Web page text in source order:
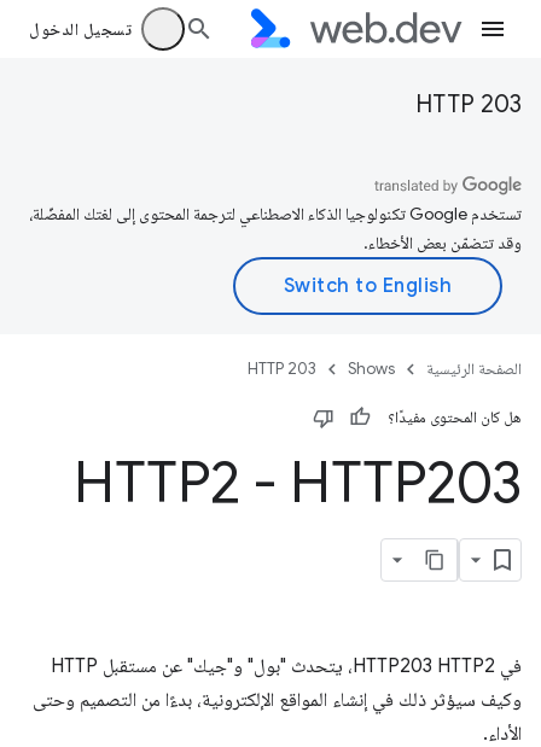
تسجيل الدخول
HTTP 203
تستخدم Google تكنولوجيا الذكاء الاصطناعي لترجمة المحتوى إلى لغتك المفضّلة،
وقد تتضمّن بعض الأخطاء.
الصفحة الرئيسية Shows
HTTP 203
هل كان المحتوى مفيدًا؟
HTTP2 - HTTP203
في HTTP203 HTTP2، يتحدث "بول" و"جيك" عن مستقبل HTTP
وكيف سيؤثر ذلك في إنشاء المواقع الإلكترونية، بدءًا من التصميم وحتى
الأداء.